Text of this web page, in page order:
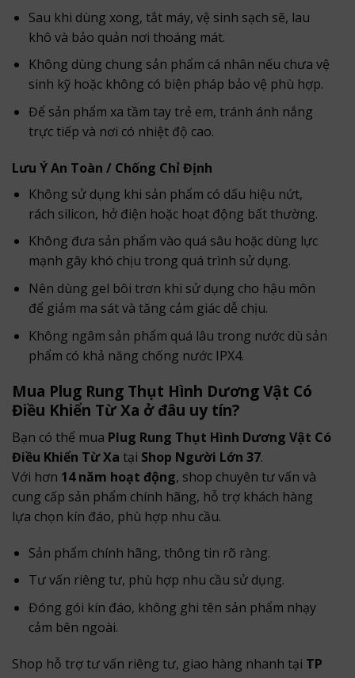
Sau khi dùng xong, tắt máy, vệ sinh sạch sẽ, lau
khô và bảo quản nơi thoáng mát.
Không dùng chung sản phẩm cá nhân nếu chưa vệ
sinh kỹ hoặc không có biện pháp bảo vệ phù hợp.
Để sản phẩm xa tầm tay trẻ em, tránh ánh nắng
trực tiếp và nơi có nhiệt độ cao.
Lưu Ý An Toàn / Chống Chỉ Định
Không sử dụng khi sản phẩm có dấu hiệu nứt,
rách silicon, hở điện hoặc hoạt động bất thường.
Không đưa sản phẩm vào quá sâu hoặc dùng lực
mạnh gây khó chịu trong quá trình sử dụng.
Nên dùng gel bôi trơn khi sử dụng cho hậu môn
để giảm ma sát và tăng cảm giác dễ chịu.
Không ngâm sản phẩm quá lâu trong nước dù sản
phẩm có khả năng chống nước IPX4.
Mua Plug Rung Thụt Hình Dương Vật Có
Điều Khiển Từ Xa ở đâu uy tín?
Bạn có thể mua Plug Rung Thụt Hình Dương Vật Có
Điều Khiển Từ Xa tại Shop Người Lớn 37.
Với hơn 14 năm hoạt động, shop chuyên tư vấn và
cung cấp sản phẩm chính hãng, hỗ trợ khách hàng
lựa chọn kín đáo, phù hợp nhu cầu.
Sản phẩm chính hãng, thông tin rõ ràng.
Tư vấn riêng tư, phù hợp nhu cầu sử dụng.
Đóng gói kín đáo, không ghi tên sản phẩm nhạy
cảm bên ngoài.
Shop hỗ trợ tư vấn riêng tư, giao hàng nhanh tại TP